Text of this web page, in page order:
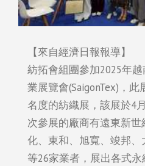
【來自經濟日報報導】
紡拓會組團參加2025年
業展覽會(SaigonTex)，
名度的紡織展，該展於4
次參展的廠商有遠東新
化、東和、旭寬、竣邦
等26家業者，展出各式永